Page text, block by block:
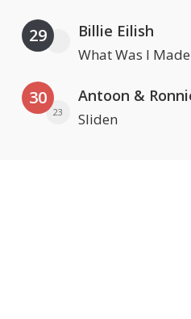
29 Billie Eilish
What Was I Made
30
23
Antoon &
Sliden